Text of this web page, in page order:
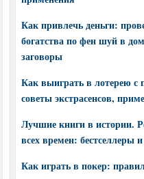
Как привлечь деньги:
богатства по фен шуй в
заговоры
Как выиграть в лотерею
советы экстрасенсов,
Лучшие книги в истории.
всех времен:
Как играть в покер: